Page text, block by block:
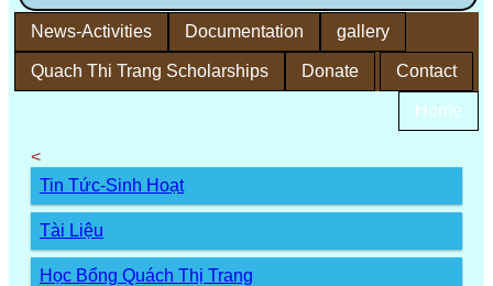
News-Activities Documentation
Quach Thi Trang Scholarships
gallery
Donate Contact
Home
<
Tin Tức-Sinh Hoạt
Tài Liệu
Học Bổng Quách Thị Trang